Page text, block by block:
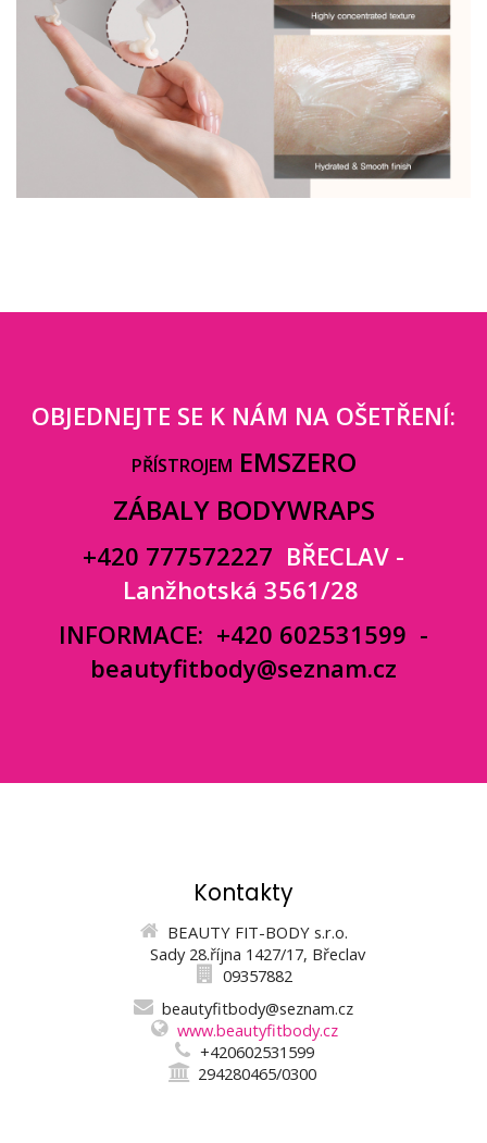
OBJEDNEJTE SE K NÁM NA OŠETŘENÍ:
PŘÍSTROJEM EMSZERO
ZÁBALY BODYWRAPS
+420 777572227 BŘECLAV -
Lanžhotská 3561/28
INFORMACE: +420 602531599 -
beautyfitbody@seznam.cz
Kontakty
BEAUTY FIT-BODY s.r.o.
Sady 28.října 1427/17, Břeclav
09357882
beautyfitbody@seznam.cz
www.beautyfitbody.cz
+420602531599
294280465/0300